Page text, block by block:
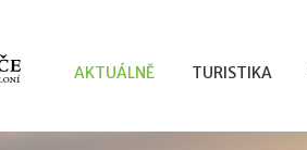
AKTUÁLNĚ TURISTIKA